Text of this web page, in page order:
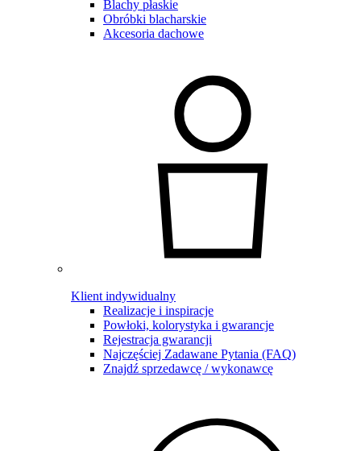
Blachy płaskie
Obróbki blacharskie
Akcesoria dachowe
Klient indywidualny
Realizacje i inspiracje
Powłoki, kolorystyka i gwarancje
Rejestracja gwarancji
Najczęściej Zadawane Pytania (FAQ)
Znajdź sprzedawcę / wykonawcę